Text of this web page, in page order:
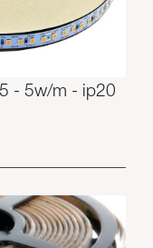
- 5w/m - ip20